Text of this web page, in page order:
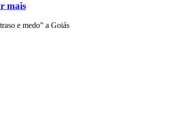
mais
e medo” a Goiás